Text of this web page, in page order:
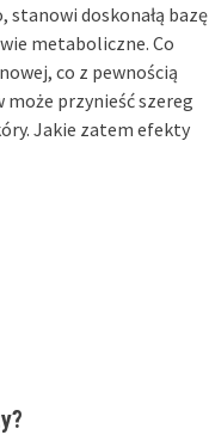
stanowi doskonałą bazę
metaboliczne. Co
co z pewnością
może przynieść szereg
Jakie zatem efekty